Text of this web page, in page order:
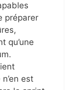
préparer
qu’une
est